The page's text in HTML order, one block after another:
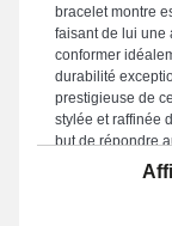
bracelet montre
faisant de lui une
conformer
durabilité
prestigieuse de
stylée et raffinée
but de répondre
255S Music,
2S et bien
fermoir ardillon